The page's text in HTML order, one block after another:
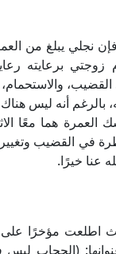
برعايته
بالرغم أنه ليس
العمرة هما معًا
في القضيب وتغيير
عنا خيرًا.
مؤخرًا على
(الحجاب